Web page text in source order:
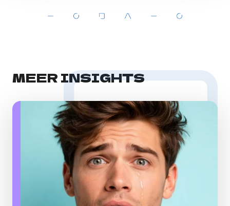
MEER INSIGHTS